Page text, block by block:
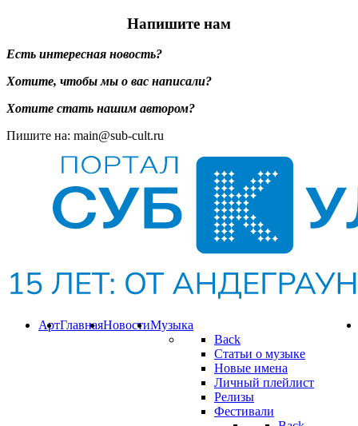
Напишите нам
Есть интересная новость?
Хотите, чтобы мы о вас написали?
Хотите стать нашим автором?
Пишите на: main@sub-cult.ru
Музыка
Back
Статьи о музыке
Новые имена
Личный плейлист
Релизы
Фестивали
Новости
Главная
Арт